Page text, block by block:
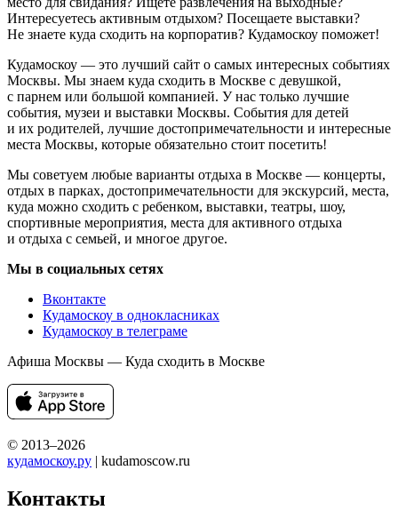
Интересуетесь активным отдыхом? Посещаете выставки?
Не знаете куда сходить на корпоратив? Кудамоскоу поможет!
Кудамоскоу — это лучший сайт о самых интересных событиях
Москвы. Мы знаем куда сходить в Москве с девушкой,
с парнем или большой компанией. У нас только лучшие
события, музеи и выставки Москвы. События для детей
и их родителей, лучшие достопримечательности и интересные
места Москвы, которые обязательно стоит посетить!
Мы советуем любые варианты отдыха в Москве — концерты,
отдых в парках, достопримечательности для экскурсий, места,
куда можно сходить с ребенком, выставки, театры, шоу,
спортивные мероприятия, места для активного отдыха
и отдыха с семьей, и многое другое.
Мы в социальных сетях
Вконтакте
Кудамоскоу в однокласниках
Кудамоскоу в телеграме
Афиша Москвы — Куда сходить в Москве
© 2013–2026
кудамоскоу.ру | kudamoscow.ru
Контакты